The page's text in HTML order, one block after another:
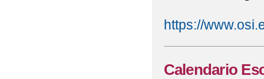
https://
Calendario